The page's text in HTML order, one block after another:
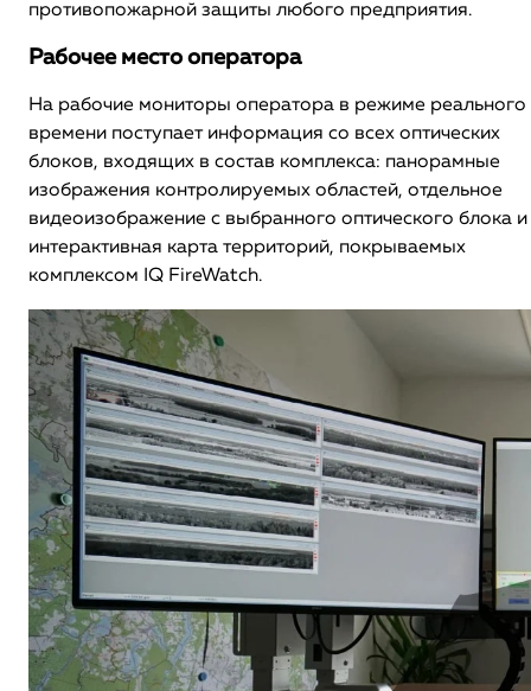
противопожарной защиты любого предприятия.
Рабочее место оператора
На рабочие мониторы оператора в режиме реального
времени поступает информация со всех оптических
блоков, входящих в состав комплекса: панорамные
изображения контролируемых областей, отдельное
видеоизображение с выбранного оптического блока и
интерактивная карта территорий, покрываемых
комплексом IQ FireWatch.